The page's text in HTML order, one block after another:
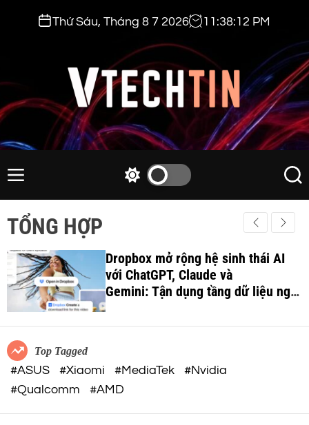
t
o
c
o
e
Thứ Sáu, Tháng 8 7 2026 11 :38:13 PM
v
c
h
t
i
n
.
c
m
M
e
w
h
c
o
o
d
e
S
e
a
r
h
TỔNG HỢP
Dropbox mở rộng hệ sinh thái AI
với ChatGPT, Claude và
Gemini: Tận dụng tầng dữ liệu ngữ
cảnh để tối ưu hóa quy trình làm
việc AI
Top Tagged
#ASUS #Xiaomi #MediaTek
#Nvidia
#Qualcomm
#AMD